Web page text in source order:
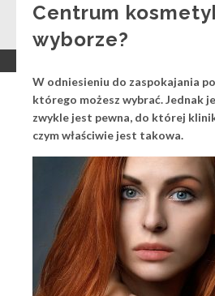
Centrum
wyborze?
W odniesieniu do zaspokajania
którego możesz wybrać. Jednak
zwykle jest pewna, do której
czym właściwie jest takowa.